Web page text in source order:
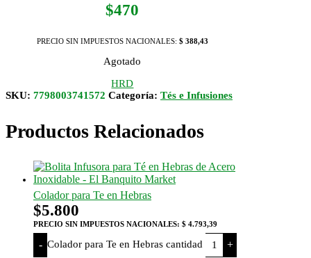
$470
PRECIO SIN IMPUESTOS NACIONALES: $ 388,43
Agotado
HRD
SKU: 7798003741572 Categoría: Tés e Infusiones
Productos Relacionados
Colador para Te en Hebras
$5.800
PRECIO SIN IMPUESTOS NACIONALES: $ 4.793,39
- Colador para Te en Hebras cantidad +